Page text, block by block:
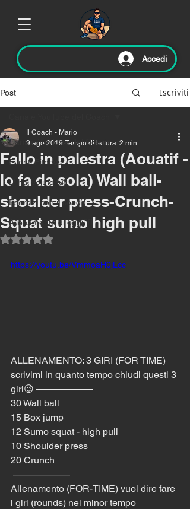
Accedi
Post Iscriviti
Canale YouTube del Coach
Eventi Fitness
L' hai voluto tu!
Esercizi con il coach
Allenamento di oggi🏃‍♂️
Fallo in palestra (Aouatif -
lo fa da sola) Wall ball-
shoulder press-Crunch-
Squat sumo high pull
Il Coach - Mario
9 ago 2019 Tempo di lettura: 2 min
Valutazione NaN stelle su 5.
https://youtu.be/VmmoaH0jLcc
ALLENAMENTO: 3 GIRI (FOR TIME)
scrivimi in quanto tempo chiudi questi 3
giri😉 ——————
30 Wall ball
15 Box jump
12 Sumo squat - high pull
10 Shoulder press
20 Crunch
——————
Allenamento (FOR-TIME) vuol dire fare
i giri (rounds) nel minor tempo